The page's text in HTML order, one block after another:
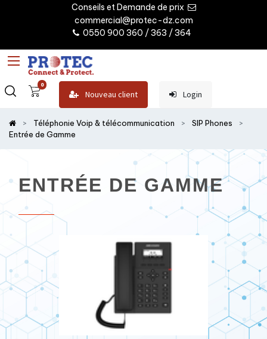
Conseils et Demande de prix
commercial@protec-dz.com
0550 900 360 / 363 / 364
0
Nouveau client Login
Téléphonie Voip & télécommunication
SIP Phones
Entrée de Gamme
ENTRÉE DE GAMME